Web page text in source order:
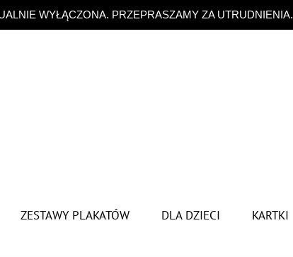
WYŁĄCZONA. PRZEPRASZAMY ZA UTRUDNIENIA.
ZESTAWY PLAKATÓW DLA DZIECI KARTKI